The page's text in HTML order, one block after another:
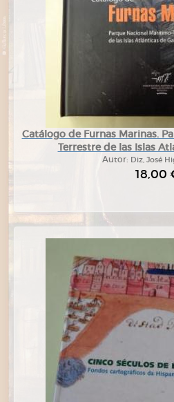
Catálogo de Furnas Marinas.
Terrestre de las Islas
Autor: Diz, José
18,00